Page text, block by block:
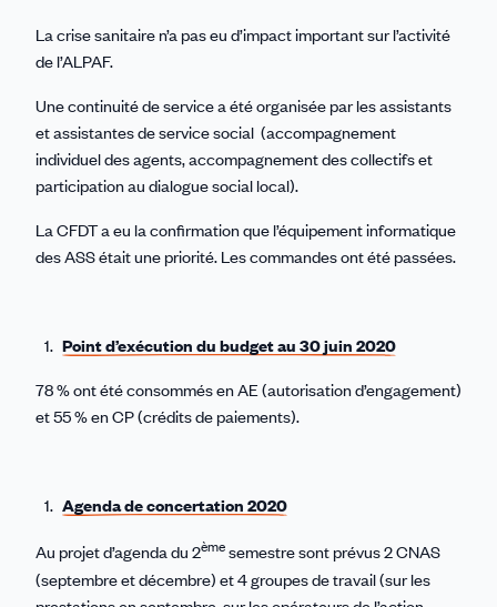
La crise sanitaire n’a pas eu d’impact important sur l’activité
de l’ALPAF.
Une continuité de service a été organisée par les assistants
et assistantes de service social (accompagnement
individuel des agents, accompagnement des collectifs et
participation au dialogue social local).
La CFDT a eu la confirmation que l’équipement informatique
des ASS était une priorité. Les commandes ont été passées.
Point d’exécution du budget au 30 juin 2020
78 % ont été consommés en AE (autorisation d’engagement)
et 55 % en CP (crédits de paiements).
Agenda de concertation 2020
Au projet d’agenda du 2èmesemestre sont prévus 2 CNAS
(septembre et décembre) et 4 groupes de travail (sur les